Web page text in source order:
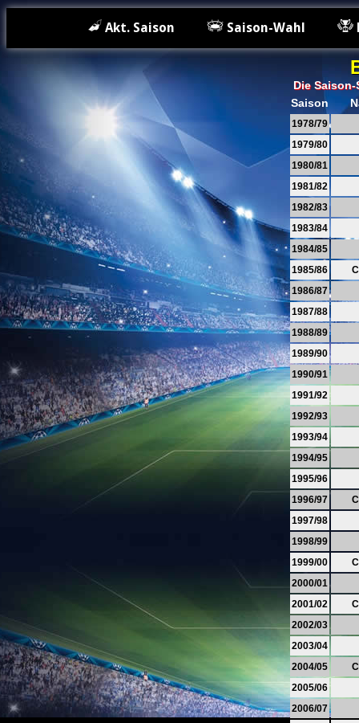
Akt. Saison Saison-Wahl
Die
Saison
1978/79
1979/80
1980/81
1981/82
1982/83
1983/84
1984/85
1985/86
1986/87
1987/88
1988/89
1989/90
1990/91
1991/92
1992/93
1993/94
1994/95
1995/96
1996/97
1997/98
1998/99
1999/00
2000/01
2001/02
2002/03
2003/04
2004/05
2005/06
2006/07